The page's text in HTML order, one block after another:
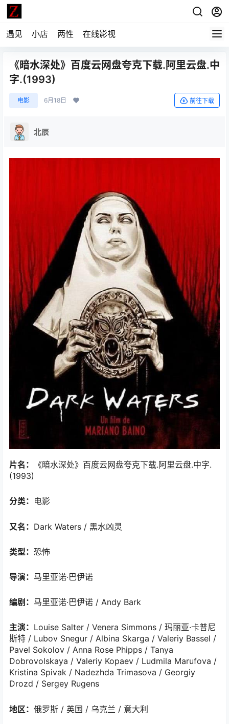
遇见 小店 两性 在线影视
《暗水深处》百度云网盘夸克下载.阿里云盘.中
字.(1993)
电影 6月18日 前往下载
北辰
片名：
《暗水深处》百度云网盘夸克下载.阿里云盘.中字.
(1993)
分类： 电影
又名： Dark Waters / 黑水凶灵
类型： 恐怖
导演： 马里亚诺·巴伊诺
编剧： 马里亚诺·巴伊诺 / Andy Bark
主演： Louise Salter / Venera Simmons / 玛丽亚·卡普尼
斯特 / Lubov Snegur / Albina Skarga / Valeriy Bassel /
Pavel Sokolov / Anna Rose Phipps / Tanya
Dobrovolskaya / Valeriy Kopaev / Ludmila Marufova /
Kristina Spivak / Nadezhda Trimasova / Georgiy
Drozd / Sergey Rugens
地区： 俄罗斯 / 英国 / 乌克兰 / 意大利